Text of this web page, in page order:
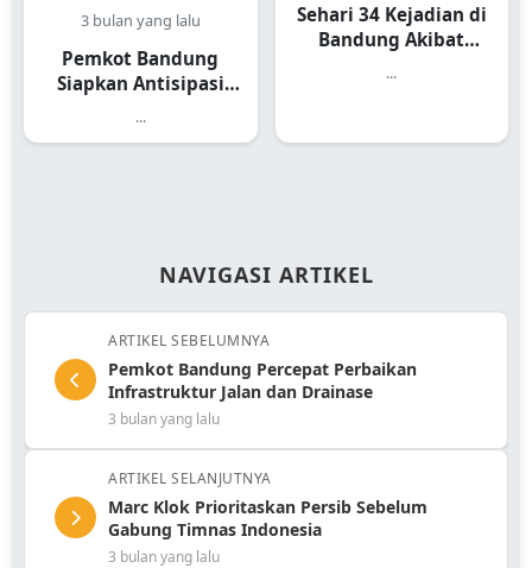
3 bulan yang lalu
Pemkot Bandung
Siapkan Antisipasi
...
Sehari 34 Kejadian di
Bandung Akibat
...
NAVIGASI ARTIKEL
ARTIKEL SEBELUMNYA
Pemkot Bandung Percepat Perbaikan
Infrastruktur Jalan dan Drainase
3 bulan yang lalu
ARTIKEL SELANJUTNYA
Marc Klok Prioritaskan Persib Sebelum
Gabung Timnas Indonesia
3 bulan yang lalu